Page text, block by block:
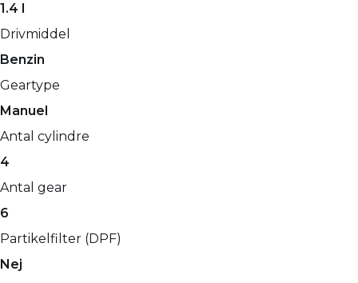
1.4 l
Drivmiddel
Benzin
Geartype
Manuel
Antal cylindre
4
Antal gear
6
Partikelfilter (DPF)
Nej